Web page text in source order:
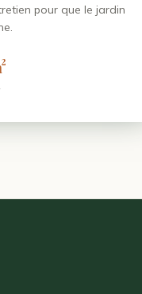
pour que le jardin